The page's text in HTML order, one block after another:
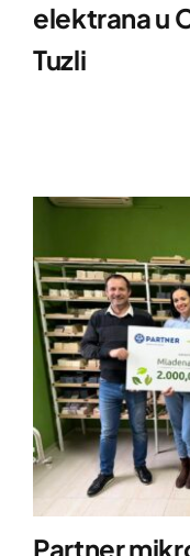
elektrana u
Tuzli
Partner